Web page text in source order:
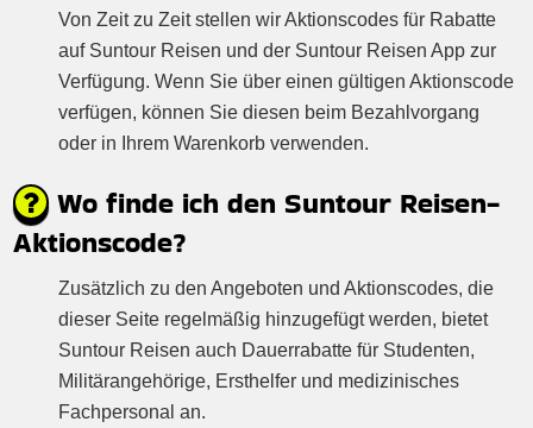
Von Zeit zu Zeit stellen wir Aktionscodes für Rabatte
auf Suntour Reisen und der Suntour Reisen App zur
Verfügung. Wenn Sie über einen gültigen Aktionscode
verfügen, können Sie diesen beim Bezahlvorgang
oder in Ihrem Warenkorb verwenden.
Wo finde ich den Suntour Reisen-
Aktionscode?
Zusätzlich zu den Angeboten und Aktionscodes, die
dieser Seite regelmäßig hinzugefügt werden, bietet
Suntour Reisen auch Dauerrabatte für Studenten,
Militärangehörige, Ersthelfer und medizinisches
Fachpersonal an.